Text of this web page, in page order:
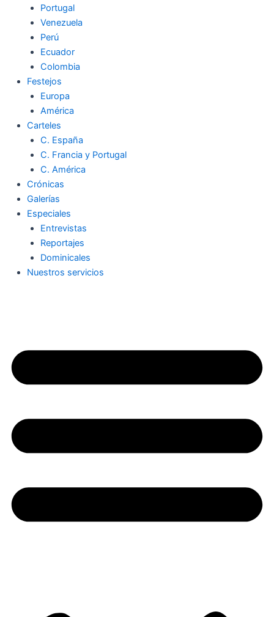
Portugal
Venezuela
Perú
Ecuador
Colombia
Festejos
Europa
América
Carteles
C. España
C. Francia y Portugal
C. América
Crónicas
Galerías
Especiales
Entrevistas
Reportajes
Dominicales
Nuestros servicios